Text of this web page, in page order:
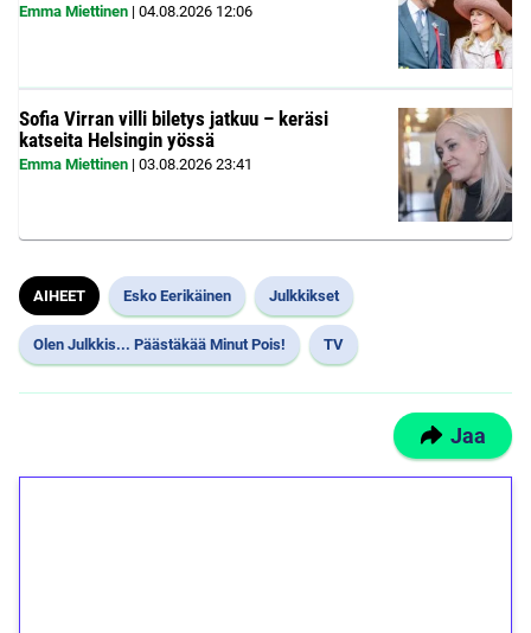
Emma Miettinen | 04.08.2026 12:06
Sofia Virran villi biletys jatkuu – keräsi
katseita Helsingin yössä
Emma Miettinen | 03.08.2026 23:41
AIHEET Esko Eerikäinen Julkkikset
Olen Julkkis... Päästäkää Minut Pois! TV
Jaa